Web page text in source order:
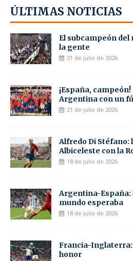
ÚLTIMAS NOTICIAS
El subcampeón del
la gente
21 de julio de 2026
¡España,
Argentina con un
21 de julio de 2026
Alfredo Di Stéfano:
Albiceleste con la
18 de julio de 2026
Argentina-España:
mundo esperaba
18 de julio de 2026
Francia-Inglaterra:
honor